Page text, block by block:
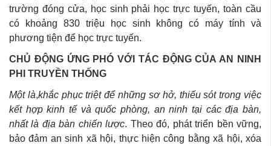
trường đóng cửa, học sinh phải học trực tuyến, toàn cầu
có khoảng 830 triệu học sinh không có máy tính và
phương tiện để học trực tuyến.
CHỦ ĐỘNG ỨNG PHÓ VỚI TÁC ĐỘNG CỦA AN NINH
PHI TRUYỀN THỐNG
Một là,khắc phục triệt để những sơ hở, thiếu sót trong việc
kết hợp kinh tế và quốc phòng, an ninh tại các địa bàn,
nhất là địa bàn chiến lược. Theo đó, phát triển bền vững,
bảo đảm an sinh xã hội, thực hiện công bằng xã hội, xóa